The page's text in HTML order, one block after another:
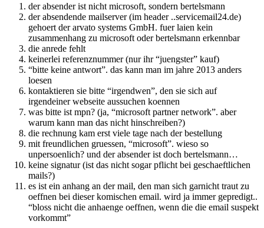
der absender ist nicht microsoft, sondern bertelsmann
der absendende mailserver (im header ..servicemail24.de)
gehoert der arvato systems GmbH. fuer laien kein
zusammenhang zu microsoft oder bertelsmann erkennbar
die anrede fehlt
keinerlei referenznummer (nur ihr “juengster” kauf)
“bitte keine antwort”. das kann man im jahre 2013 anders
loesen
kontaktieren sie bitte “irgendwen”, den sie sich auf
irgendeiner webseite aussuchen koennen
was bitte ist mpn? (ja, “microsoft partner network”. aber
warum kann man das nicht hinschreiben?)
die rechnung kam erst viele tage nach der bestellung
mit freundlichen gruessen, “microsoft”. wieso so
unpersoenlich? und der absender ist doch bertelsmann…
keine signatur (ist das nicht sogar pflicht bei geschaeftlichen
mails?)
es ist ein anhang an der mail, den man sich garnicht traut zu
oeffnen bei dieser komischen email. wird ja immer gepredigt..
“bloss nicht die anhaenge oeffnen, wenn die die email suspekt
vorkommt”